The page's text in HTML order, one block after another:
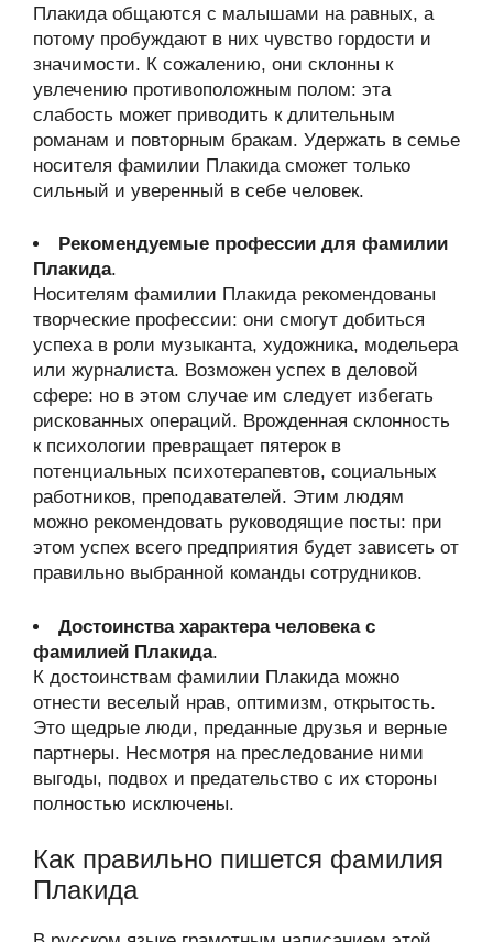
Плакида общаются с малышами на равных, а
потому пробуждают в них чувство гордости и
значимости. К сожалению, они склонны к
увлечению противоположным полом: эта
слабость может приводить к длительным
романам и повторным бракам. Удержать в семье
носителя фамилии Плакида сможет только
сильный и уверенный в себе человек.
Рекомендуемые профессии для фамилии
Плакида.
Носителям фамилии Плакида рекомендованы
творческие профессии: они смогут добиться
успеха в роли музыканта, художника, модельера
или журналиста. Возможен успех в деловой
сфере: но в этом случае им следует избегать
рискованных операций. Врожденная склонность
к психологии превращает пятерок в
потенциальных психотерапевтов, социальных
работников, преподавателей. Этим людям
можно рекомендовать руководящие посты: при
этом успех всего предприятия будет зависеть от
правильно выбранной команды сотрудников.
Достоинства характера человека с
фамилией Плакида.
К достоинствам фамилии Плакида можно
отнести веселый нрав, оптимизм, открытость.
Это щедрые люди, преданные друзья и верные
партнеры. Несмотря на преследование ними
выгоды, подвох и предательство с их стороны
полностью исключены.
Как правильно пишется фамилия
Плакида